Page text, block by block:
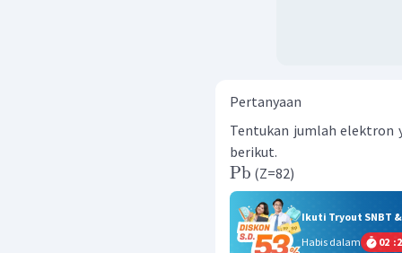
Pertanyaan
Tentukan jumlah elektron
berikut.
Pb (Z=82)
Ikuti Tryout SNBT
Habis dalam
02 :